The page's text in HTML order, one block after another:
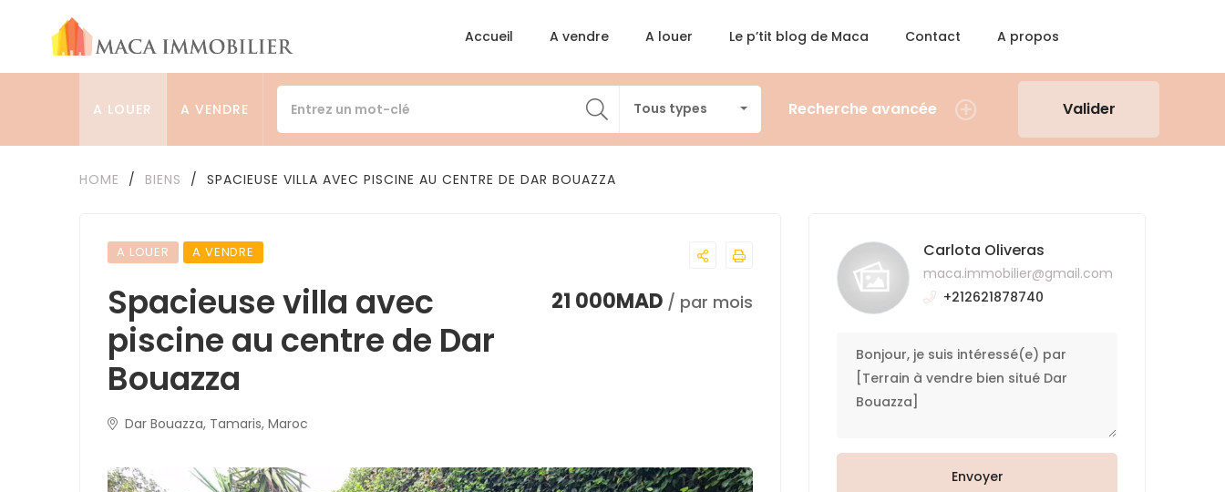
Accueil A vendre A louer Le p’tit blog de Maca Contact A propos
A LOUER A VENDRE Tous types Recherche avancée Valider
HOME / BIENS / SPACIEUSE VILLA AVEC PISCINE AU CENTRE DE DAR BOUAZZA
A LOUER A VENDRE
Spacieuse villa avec
piscine au centre de Dar
Bouazza
Dar Bouazza, Tamaris, Maroc
21 000MAD / par mois
Carlota Oliveras
maca.immobilier@gmail.com
+212621878740
Envoyer